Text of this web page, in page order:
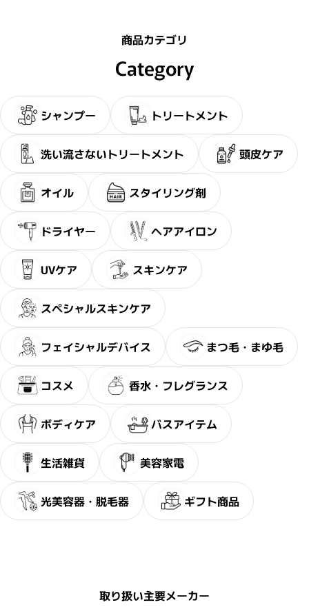
商品カテゴリ
Category
シャンプー トリートメント
洗い流さないトリートメント 頭皮ケア
オイル スタイリング剤
ドライヤー ヘアアイロン
UVケア スキンケア
スペシャルスキンケア
フェイシャルデバイス まつ毛・まゆ毛
コスメ 香水・フレグランス
ボディケア バスアイテム
生活雑貨 美容家電
光美容器・脱毛器 ギフト商品
取り扱い主要メーカー